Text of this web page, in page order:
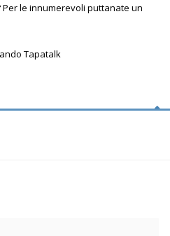
le innumerevoli puttanate un
Tapatalk